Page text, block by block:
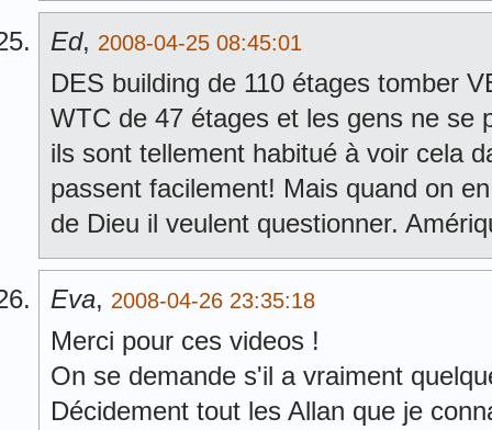
Ed, 2008-04-25 08:45:01
DES building de 110 étages tomber
WTC de 47 étages et les gens ne se
ils sont tellement habitué à voir cela
passent facilement! Mais quand on
de Dieu il veulent questionner.
Eva, 2008-04-26 23:35:18
Merci pour ces videos !
On se demande s'il a vraiment
Décidement tout les Allan que je